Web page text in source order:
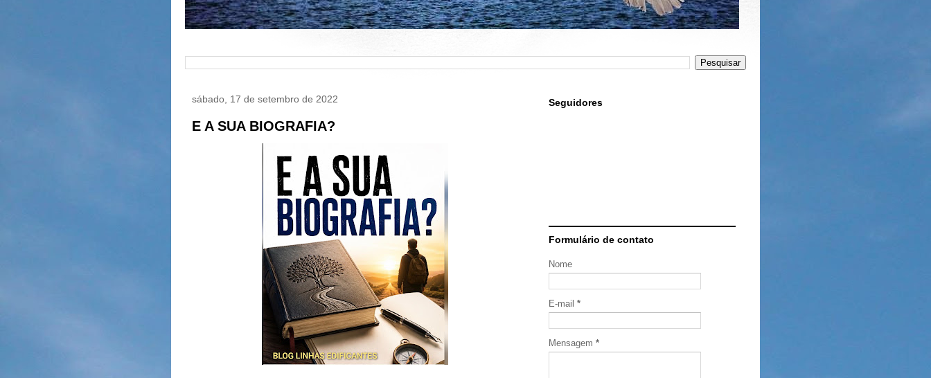
sábado, 17 de setembro de 2022
E A SUA BIOGRAFIA?
Seguidores
Formulário de contato
Nome
E-mail *
Mensagem *